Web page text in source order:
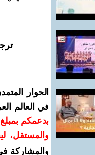
الحوار
في العالم
والمستقل،
والمشاركة